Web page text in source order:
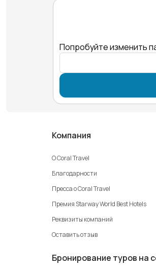
Попробуйте изменить
Компания
О Coral Travel
Благодарности
Пресса о Coral Travel
Премия Starway World Best Hotels
Реквизиты компаний
Оставить отзыв
Бронирование туров на